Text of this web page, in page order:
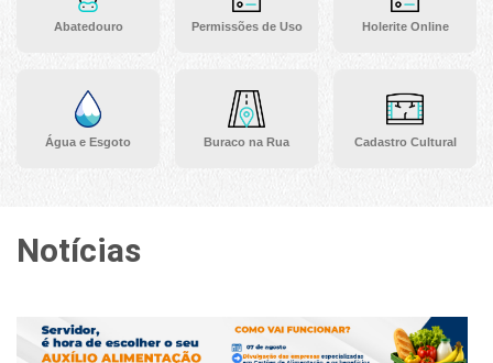
Abatedouro
Água e Esgoto
Permissões de Uso
Buraco na Rua
Holerite Online
Cadastro Cultural
Notícias